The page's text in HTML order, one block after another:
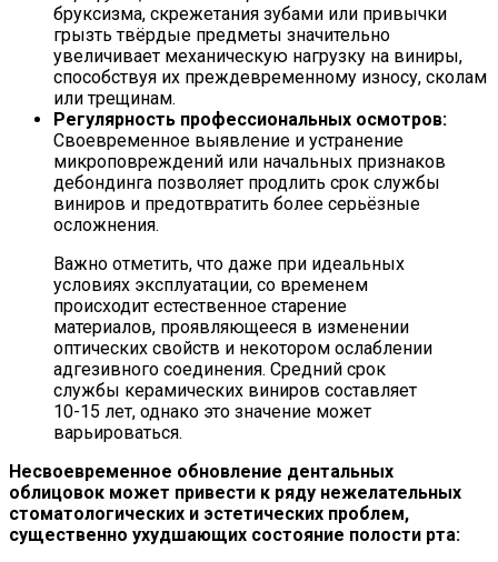
бруксизма, скрежетания зубами или привычки
грызть твёрдые предметы значительно
увеличивает механическую нагрузку на виниры,
способствуя их преждевременному износу, сколам
или трещинам.
Регулярность профессиональных осмотров:
Своевременное выявление и устранение
микроповреждений или начальных признаков
дебондинга позволяет продлить срок службы
виниров и предотвратить более серьёзные
осложнения.
Важно отметить, что даже при идеальных
условиях эксплуатации, со временем
происходит естественное старение
материалов, проявляющееся в изменении
оптических свойств и некотором ослаблении
адгезивного соединения. Средний срок
службы керамических виниров составляет
10-15 лет, однако это значение может
варьироваться.
Несвоевременное обновление дентальных
облицовок может привести к ряду нежелательных
стоматологических и эстетических проблем,
существенно ухудшающих состояние полости рта: